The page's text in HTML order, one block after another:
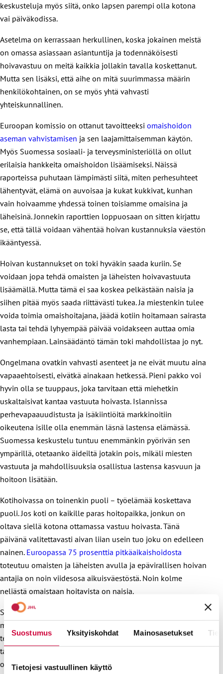
Suostumus Yksityiskohdat Mainosasetukset
Tietojesi vastuullinen käyttö
keskusteluja myös siitä, onko lapsen parempi olla kotona
vai päiväkodissa.
Asetelma on kerrassaan herkullinen, koska jokainen meistä
on omassa asiassaan asiantuntija ja todennäköisesti
hoivavastuu on meitä kaikkia jollakin tavalla koskettanut.
Mutta sen lisäksi, että aihe on mitä suurimmassa määrin
henkilökohtainen, on se myös yhtä vahvasti
yhteiskunnallinen.
Euroopan komissio on ottanut tavoitteeksi omaishoidon
aseman vahvistamisen ja sen laajamittaisemman käytön.
Myös Suomessa sosiaali- ja terveysministeriöllä on ollut
erilaisia hankkeita omaishoidon lisäämiseksi. Näissä
raporteissa puhutaan lämpimästi siitä, miten perhesuhteet
lähentyvät, elämä on auvoisaa ja kukat kukkivat, kunhan
vain hoivaamme yhdessä toinen toisiamme omaisina ja
läheisinä. Jonnekin raporttien loppuosaan on sitten kirjattu
se, että tällä voidaan vähentää hoivan kustannuksia väestön
ikääntyessä.
Hoivan kustannukset on toki hyväkin saada kuriin. Se
voidaan jopa tehdä omaisten ja läheisten hoivavastuuta
lisäämällä. Mutta tämä ei saa koskea pelkästään naisia ja
siihen pitää myös saada riittävästi tukea. Ja miestenkin tulee
voida toimia omaishoitajana, jäädä kotiin hoitamaan sairasta
lasta tai tehdä lyhyempää päivää voidakseen auttaa omia
vanhempiaan. Lainsäädäntö tämän toki mahdollistaa jo nyt.
Ongelmana ovatkin vahvasti asenteet ja ne eivät muutu aina
vapaaehtoisesti, eivätkä ainakaan hetkessä. Pieni pakko voi
hyvin olla se tuuppaus, joka tarvitaan että miehetkin
uskaltaisivat kantaa vastuuta hoivasta. Islannissa
perhevapaauudistusta ja isäkiintiöitä markkinoitiin
oikeutena isille olla enemmän läsnä lastensa elämässä.
Suomessa keskustelu tuntuu enemmänkin pyörivän sen
ympärillä, otetaanko äideiltä jotakin pois, mikäli miesten
vastuuta ja mahdollisuuksia osallistua lastensa kasvuun ja
hoitoon lisätään.
Kotihoivassa on toinenkin puoli – työelämää koskettava
puoli. Jos koti on kaikille paras hoitopaikka, jonkun on
oltava siellä kotona ottamassa vastuu hoivasta. Tänä
päivänä valitettavasti aivan liian usein tuo joku on edelleen
nainen. Euroopassa 75 prosenttia pitkäaikaishoidosta
toteutuu omaisten ja läheisten avulla ja epävirallisen hoivan
antajia on noin viidesosa aikuisväestöstä. Noin kolme
neljästä omaistaan hoitavista on naisia.
Siinähän ei sinänsä ole mitään pahaa. Moni meistä hoitaa
mielellään vaikkapa ikääntyneitä vanhempiaan ja toivottaa
tervetulleeksi erilaiset työelämän joustot, vuorotteluvapaat
tai mahdollisuuden osa-aikatyöhön, jos sillä saa helpotettua
omaa hoivataakkaansa. Tämä on kuitenkin aika klassinen